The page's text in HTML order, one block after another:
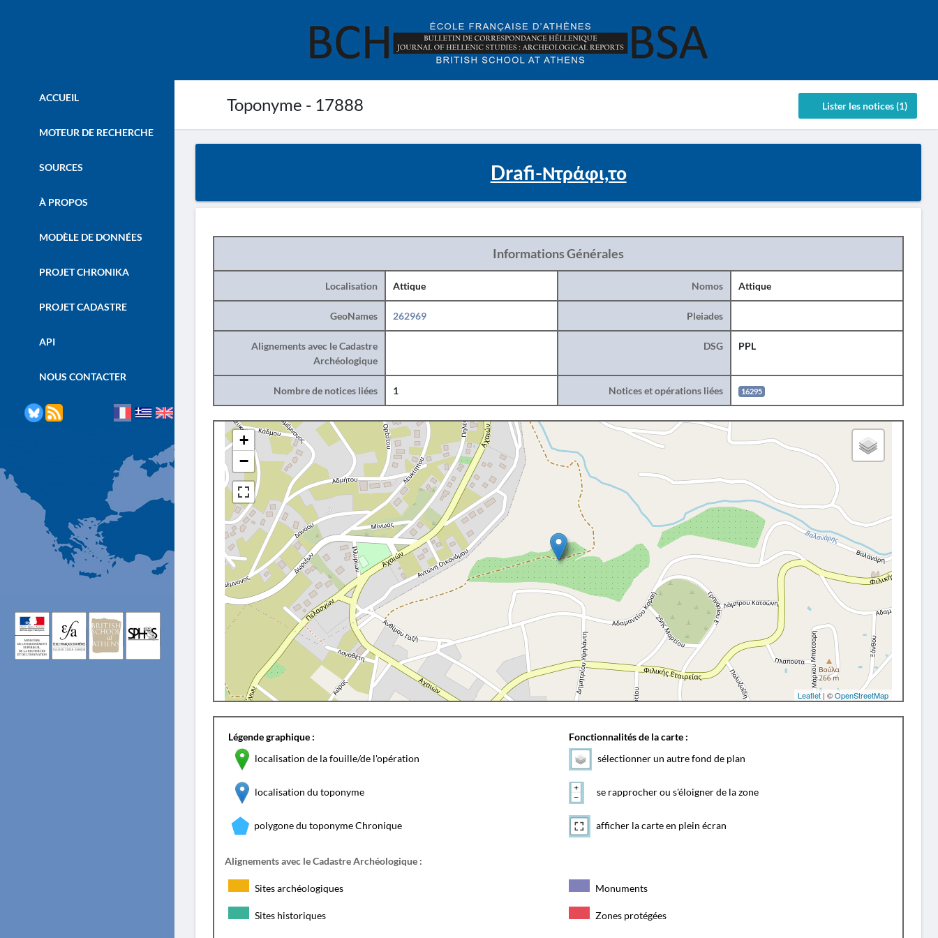
Toponyme - 17888 Lister les notices (1)
ACCUEIL
MOTEUR DE RECHERCHE
SOURCES
À PROPOS
MODÈLE DE DONNÉES
PROJET CHRONIKA
PROJET CADASTRE
API
NOUS CONTACTER
Drafi-Ντράφι,το
Informations Générales
Localisation Attique Nomos Attique
GeoNames 262969 Pleiades
Alignements avec le Cadastre
Archéologique
DSG PPL
Nombre de notices liées 1 Notices et opérations liées 16295
+
−
Leaflet | ©OpenStreetMap
Légende graphique :
localisation de la fouille/de l'opération
localisation du toponyme
polygone du toponyme Chronique
Fonctionnalités de la carte :
sélectionner un autre fond de plan
se rapprocher ou s'éloigner de la zone
afficher la carte en plein écran
Alignements avec le Cadastre Archéologique :
Sites archéologiques Monuments
Sites historiques Zones protégées